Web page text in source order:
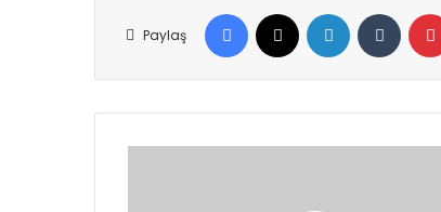
Paylaş
Facebook LinkedIn Tumblr